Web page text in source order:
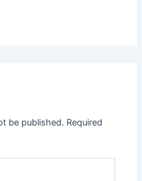
be published. Required